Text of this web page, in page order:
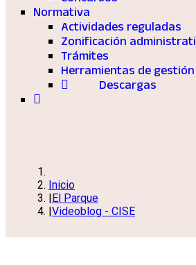
Normativa
Actividades reguladas
Zonificación
Trámites
Herramientas de gestión
Descargas
Inicio
El Parque
Videoblog - CISE